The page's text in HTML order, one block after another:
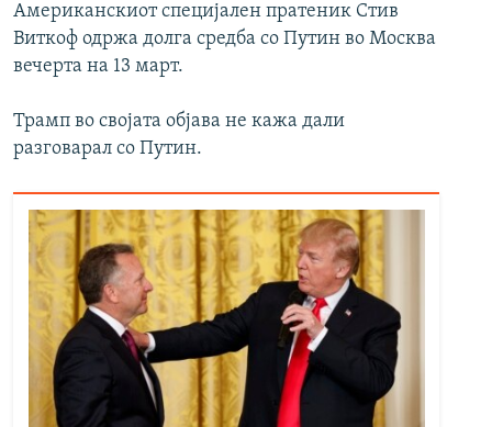
Американскиот специјален пратеник Стив
Виткоф одржа долга средба со Путин во Москва
вечерта на 13 март.
Трамп во својата објава не кажа дали
разговарал со Путин.